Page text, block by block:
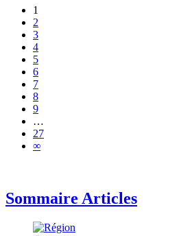
1
2
3
4
5
6
7
8
9
…
27
∞
Sommaire Articles